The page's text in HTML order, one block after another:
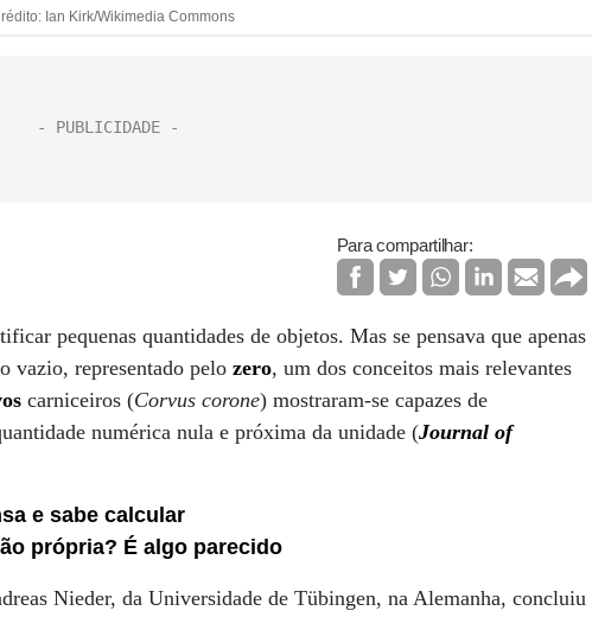
Ian Kirk/Wikimedia Commons
Para compartilhar:
pequenas quantidades de objetos. Mas se pensava que apenas
vazio, representado pelo zero, um dos conceitos mais relevantes
carniceiros (Corvus corone) mostraram-se capazes de
numérica nula e próxima da unidade (Journal of
e sabe calcular
própria? É algo parecido
Nieder, da Universidade de Tübingen, na Alemanha, concluiu